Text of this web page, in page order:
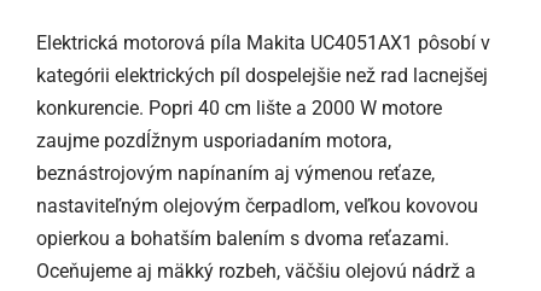
Elektrická motorová píla Makita UC4051AX1 pôsobí v
kategórii elektrických píl dospelejšie než rad lacnejšej
konkurencie. Popri 40 cm lište a 2000 W motore
zaujme pozdĺžnym usporiadaním motora,
beznástrojovým napínaním aj výmenou reťaze,
nastaviteľným olejovým čerpadlom, veľkou kovovou
opierkou a bohatším balením s dvoma reťazami.
Oceňujeme aj mäkký rozbeh, väčšiu olejovú nádrž a